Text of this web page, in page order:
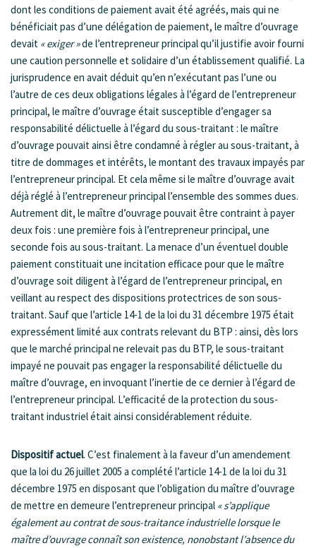
dont les conditions de paiement avait été agréés, mais qui ne
bénéficiait pas d’une délégation de paiement, le maître d’ouvrage
devait « exiger »de l’entrepreneur principal qu’il justifie avoir fourni
une caution personnelle et solidaire d’un établissement qualifié. La
jurisprudence en avait déduit qu’en n’exécutant pas l’une ou
l’autre de ces deux obligations légales à l’égard de l’entrepreneur
principal, le maître d’ouvrage était susceptible d’engager sa
responsabilité délictuelle à l’égard du sous-traitant : le maître
d’ouvrage pouvait ainsi être condamné à régler au sous-traitant, à
titre de dommages et intérêts, le montant des travaux impayés par
l’entrepreneur principal. Et cela même si le maître d’ouvrage avait
déjà réglé à l’entrepreneur principal l’ensemble des sommes dues.
Autrement dit, le maître d’ouvrage pouvait être contraint à payer
deux fois : une première fois à l’entrepreneur principal, une
seconde fois au sous-traitant. La menace d’un éventuel double
paiement constituait une incitation efficace pour que le maître
d’ouvrage soit diligent à l’égard de l’entrepreneur principal, en
veillant au respect des dispositions protectrices de son sous-
traitant. Sauf que l’article 14-1 de la loi du 31 décembre 1975 était
expressément limité aux contrats relevant du BTP : ainsi, dès lors
que le marché principal ne relevait pas du BTP, le sous-traitant
impayé ne pouvait pas engager la responsabilité délictuelle du
maître d’ouvrage, en invoquant l’inertie de ce dernier à l’égard de
l’entrepreneur principal. L’efficacité de la protection du sous-
traitant industriel était ainsi considérablement réduite.
Dispositif actuel. C’est finalement à la faveur d’un amendement
que la loi du 26 juillet 2005 a complété l’article 14-1 de la loi du 31
décembre 1975 en disposant que l’obligation du maître d’ouvrage
de mettre en demeure l’entrepreneur principal « s’applique
également au contrat de sous-traitance industrielle lorsque le
maître d’ouvrage connaît son existence, nonobstant l’absence du